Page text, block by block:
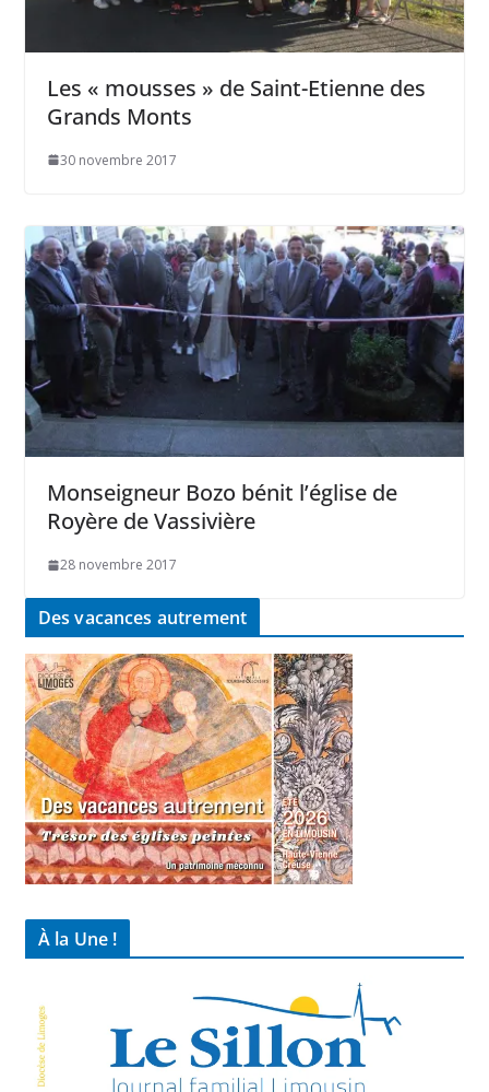
Les « mousses » de Saint-Etienne des
Grands Monts
30 novembre 2017
Monseigneur Bozo bénit l’église de
Royère de Vassivière
28 novembre 2017
Des vacances autrement
À la Une !